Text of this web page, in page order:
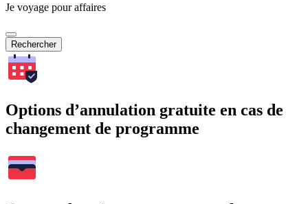
Je voyage pour affaires
Rechercher
Options d’annulation gratuite en cas de
changement de programme